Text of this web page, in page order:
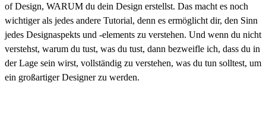
of Design, WARUM du dein Design erstellst. Das macht es noch
wichtiger als jedes andere Tutorial, denn es ermöglicht dir, den Sinn
jedes Designaspekts und -elements zu verstehen. Und wenn du nicht
verstehst, warum du tust, was du tust, dann bezweifle ich, dass du in
der Lage sein wirst, vollständig zu verstehen, was du tun solltest, um
ein großartiger Designer zu werden.